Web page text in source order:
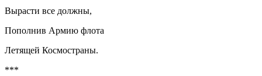
Вырасти все должны,
Пополнив Армию флота
Летящей Космостраны.
***